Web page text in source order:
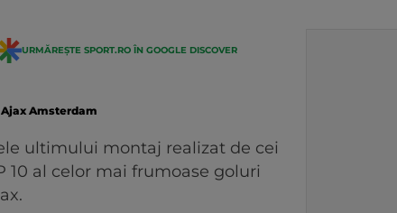
URMĂREȘTE SPORT.RO ÎN GOOGLE DISCOVER
Ajax Amsterdam
ultimului montaj realizat de cei
10 al celor mai frumoase goluri